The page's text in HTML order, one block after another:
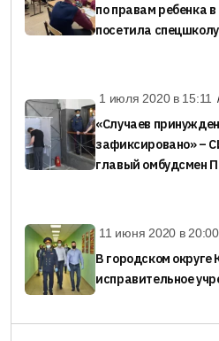
по правам ребенка
посетила
1 июля 2020 в 15:11
«Случаев
зафиксировано» –
главый омбудсмен
11 июня 2020 в 20:00
В городском
исправительное